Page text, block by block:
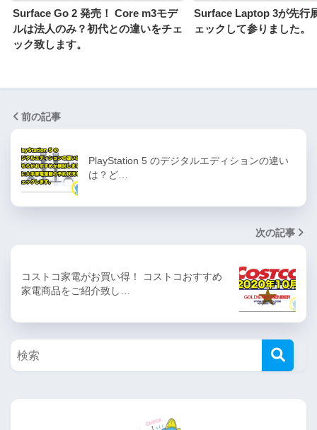
Surface Go 2 発売！ Core m3モデ
ルは法人のみ？初代との違いをチェ
ック致します。
Surface Laptop 3が先行
ェックして参りました。
前の記事
PlayStation 5 のデジタルエディションの違い
は？ど…
次の記事
コストコ家電がお買い得！ コストコおすすめ
家電商品をご紹介致し…